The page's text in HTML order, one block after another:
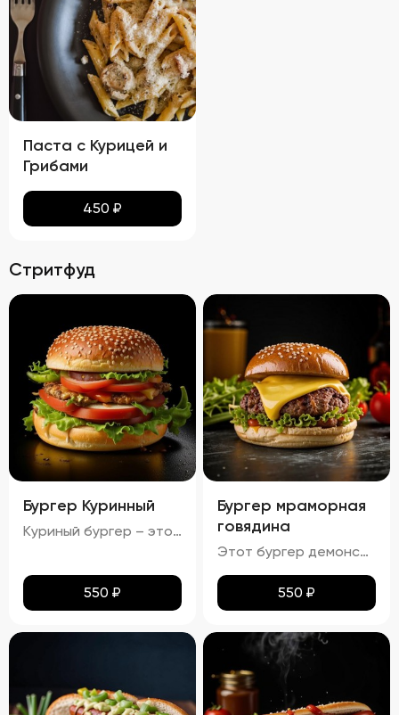
Паста с Курицей и
Грибами
450 ₽
Стритфуд
Бургер Куринный
Куриный бургер – это воплощение идеального сочетания вкуса и текстуры. Аккуратно уложенные слои создают аппетитный внешний вид, где золотисто-коричневая котлета соседствует с яркими красными помидорами, зелеными огурцами и белым салатом с легкими зеленоватыми оттенками. Булочка имеет привлекательную золотистую корочку, оставаясь мягкой внутри и хрустящей снаружи. Аромат свежего хлеба, курицы и пикантных соусов создает приятный букет, который дополняется сбалансированным вкусом: мягкая куриная котлета, освежающие овощи и насыщенный вкус соусов делают каждый укус незабываемым.
550 ₽
Бургер мраморная
говядина
Этот бургер демонстрирует идеальное сочетание вкуса и текстуры. Котлета обладает насыщенным вкусом, овощи обеспечивают свежесть и хрусткость, а сыр добавляет сливочную мягкость. Булочка имеет золотистый оттенок и хрустящую корочку, создавая ощущение комфорта и удовольствия. Соусы придают блюду дополнительные оттенки вкуса, а булочка поддерживает баланс между мягкостью и хрусткостью.
550 ₽